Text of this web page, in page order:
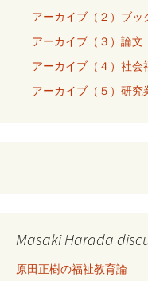
アーカイブ（２）ブッ
アーカイブ（３）論文
アーカイブ（４）社会
アーカイブ（５）研究
Masaki Harada
原田正樹の福祉教育論